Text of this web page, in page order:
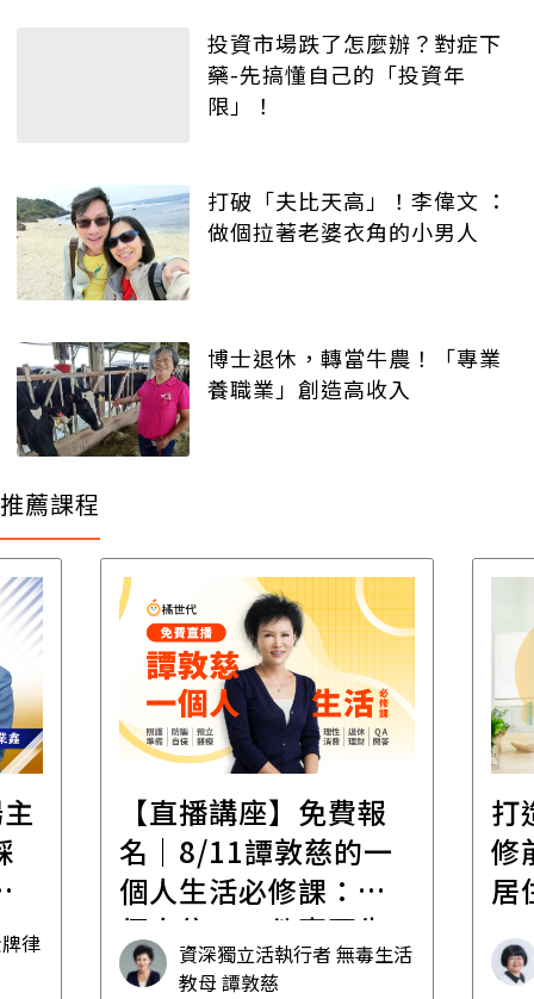
投資市場跌了怎麼辦？對症下
藥-先搞懂自己的「投資年
限」！
打破「夫比天高」！李偉文 ：
做個拉著老婆衣角的小男人
博士退休，轉當牛農！「專業
養職業」創造高收入
推薦課程
律
【直播講座】免費報
名｜8/11譚敦慈的一
個人生活必修課：一
個人住，五件事要先
想清楚！資深獨立活執行者 無毒生活
教母 譚敦慈
打
修
居